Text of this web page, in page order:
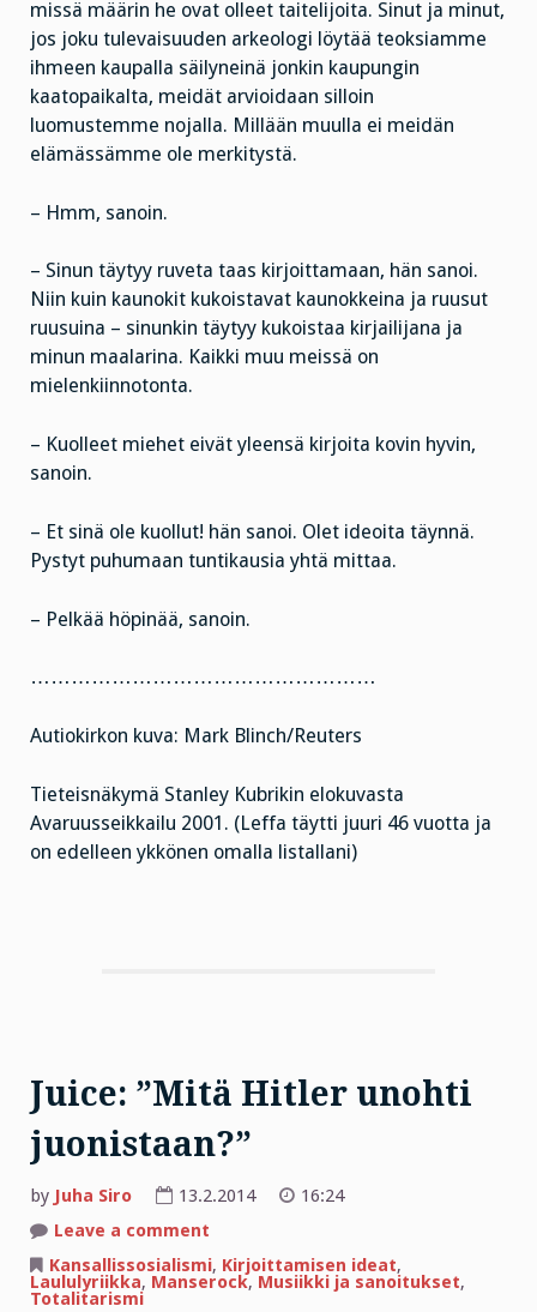
missä määrin he ovat olleet taitelijoita. Sinut ja minut,
jos joku tulevaisuuden arkeologi löytää teoksiamme
ihmeen kaupalla säilyneinä jonkin kaupungin
kaatopaikalta, meidät arvioidaan silloin
luomustemme nojalla. Millään muulla ei meidän
elämässämme ole merkitystä.
– Hmm, sanoin.
– Sinun täytyy ruveta taas kirjoittamaan, hän sanoi.
Niin kuin kaunokit kukoistavat kaunokkeina ja ruusut
ruusuina – sinunkin täytyy kukoistaa kirjailijana ja
minun maalarina. Kaikki muu meissä on
mielenkiinnotonta.
– Kuolleet miehet eivät yleensä kirjoita kovin hyvin,
sanoin.
– Et sinä ole kuollut! hän sanoi. Olet ideoita täynnä.
Pystyt puhumaan tuntikausia yhtä mittaa.
– Pelkää höpinää, sanoin.
……………………………………………
Autiokirkon kuva: Mark Blinch/Reuters
Tieteisnäkymä Stanley Kubrikin elokuvasta
Avaruusseikkailu 2001. (Leffa täytti juuri 46 vuotta ja
on edelleen ykkönen omalla listallani)
Juice: ”Mitä Hitler unohti
juonistaan?”
by Juha Siro 13.2.2014
16:24
Leave a comment
”Mitä
Hitler
unohti
Kansallissosialismi, Kirjoittamisen ideat,
Laululyriikka, Manserock, Musiikki ja sanoitukset,
Totalitarismi